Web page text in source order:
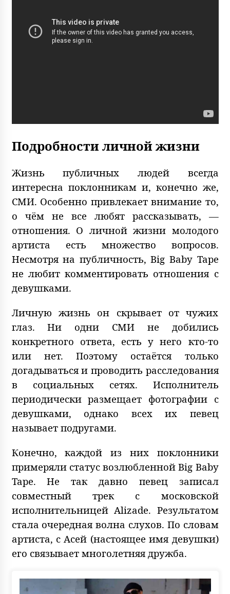
Подробности личной жизни
Жизнь публичных людей всегда
интересна поклонникам и, конечно же,
СМИ. Особенно привлекает внимание то,
о чём не все любят рассказывать, —
отношения. О личной жизни молодого
артиста есть множество вопросов.
Несмотря на публичность, Big Baby Tape
не любит комментировать отношения с
девушками.
Личную жизнь он скрывает от чужих
глаз. Ни одни СМИ не добились
конкретного ответа, есть у него кто-то
или нет. Поэтому остаётся только
догадываться и проводить расследования
в социальных сетях. Исполнитель
периодически размещает фотографии с
девушками, однако всех их певец
называет подругами.
Конечно, каждой из них поклонники
примеряли статус возлюбленной Big Baby
Tape. Не так давно певец записал
совместный трек с московской
исполнительницей Alizade. Результатом
стала очередная волна слухов. По словам
артиста, с Асей (настоящее имя девушки)
его связывает многолетняя дружба.